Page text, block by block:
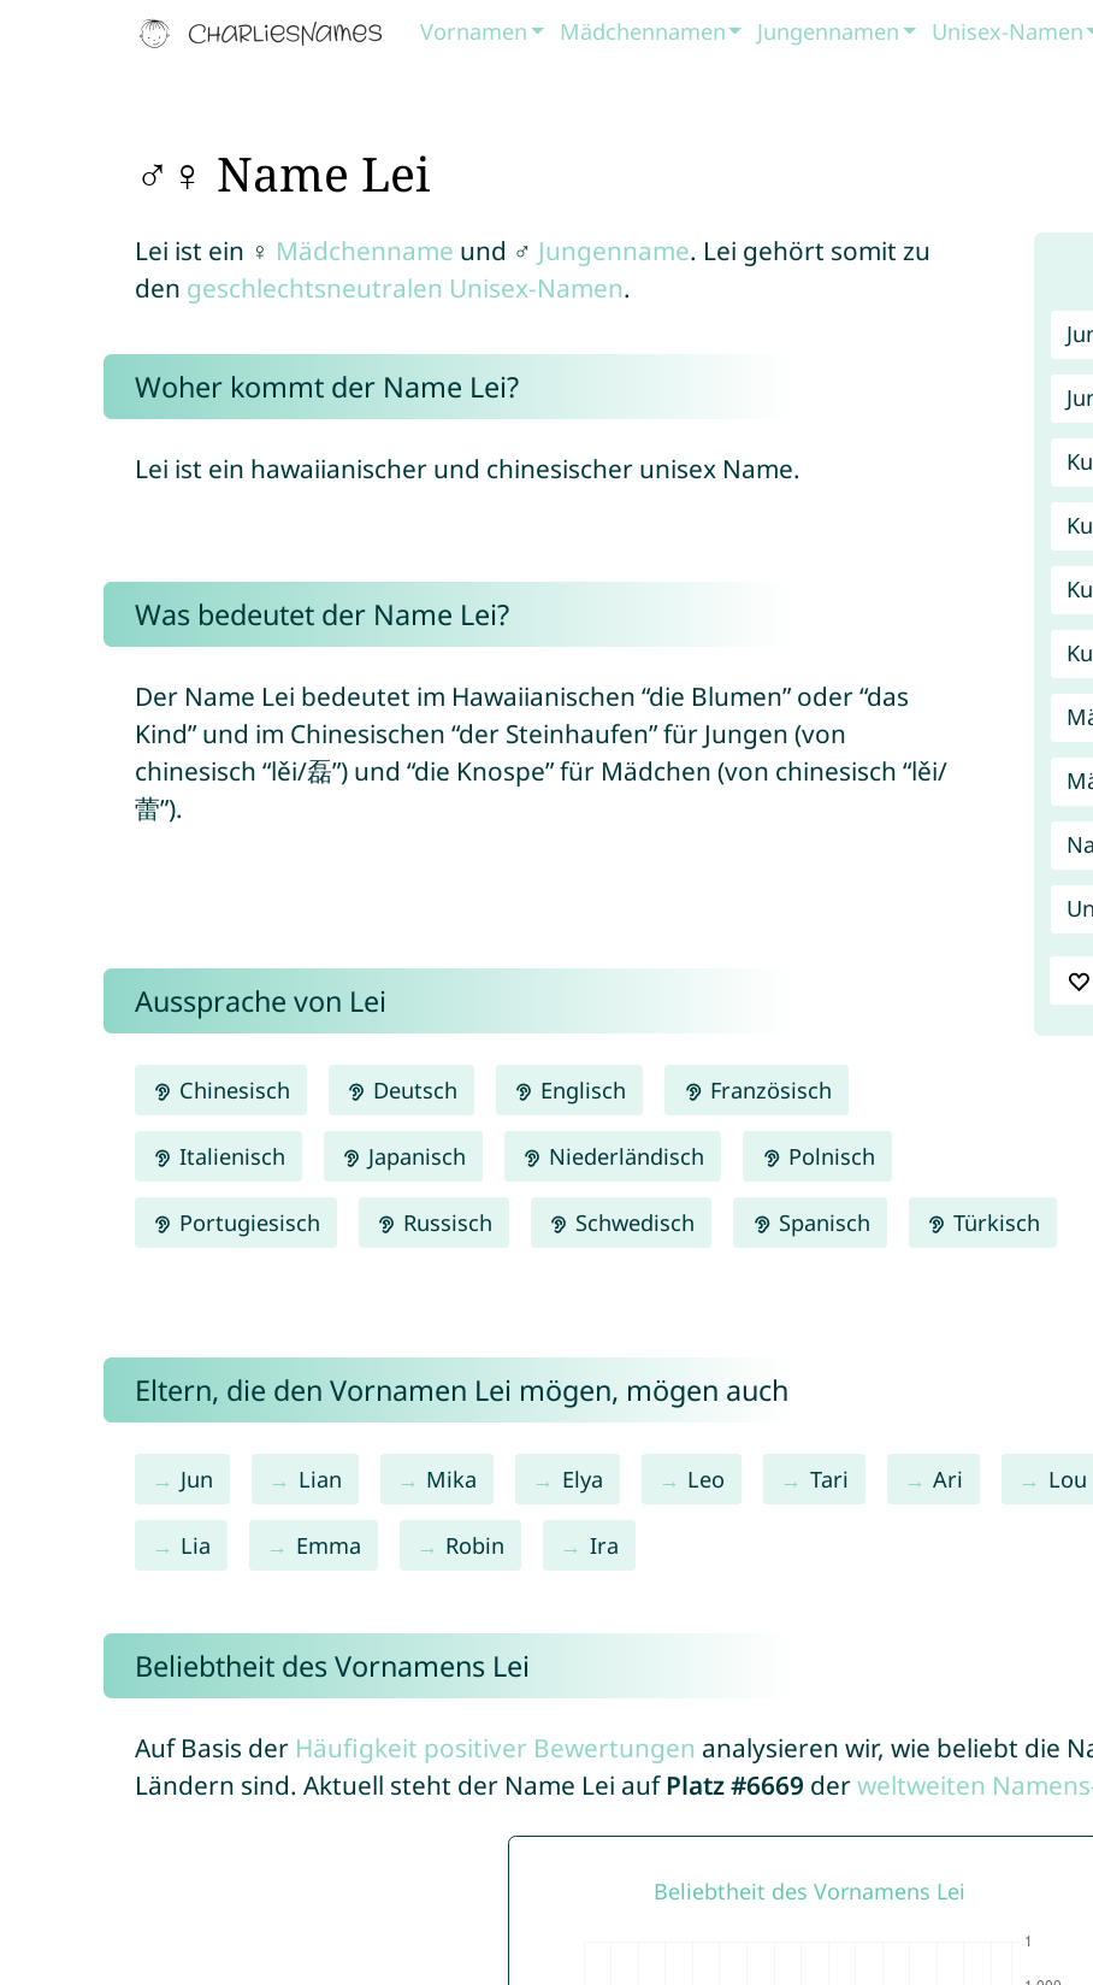
Vornamen Mädchennamen Jungennamen Unisex-Namen
♂♀ Name Lei
Lei ist ein ♀ Mädchenname und ♂ Jungenname. Lei gehört somit zu
den geschlechtsneutralen Unisex-Namen.
Woher kommt der Name Lei?
Lei ist ein hawaiianischer und chinesischer unisex Name.
Was bedeutet der Name Lei?
Der Name Lei bedeutet im Hawaiianischen “die Blumen” oder “das
Kind” und im Chinesischen “der Steinhaufen” für Jungen (von
chinesisch “lěi/磊”) und “die Knospe” für Mädchen (von chinesisch “lěi/
蕾”).
Aussprache von Lei
Chinesisch Deutsch Englisch Französisch
Italienisch Japanisch Niederländisch Polnisch
Portugiesisch Russisch Schwedisch Spanisch Türkisch
Eltern, die den Vornamen Lei mögen, mögen auch
Jun Lian Mika Elya Leo Tari Ari Lou
Lia Emma Robin Ira
Beliebtheit des Vornamens Lei
Auf Basis der Häufigkeit positiver Bewertungen analysieren wir, wie beliebt die
Ländern sind. Aktuell steht der Name Lei auf Platz #6669 derweltweiten